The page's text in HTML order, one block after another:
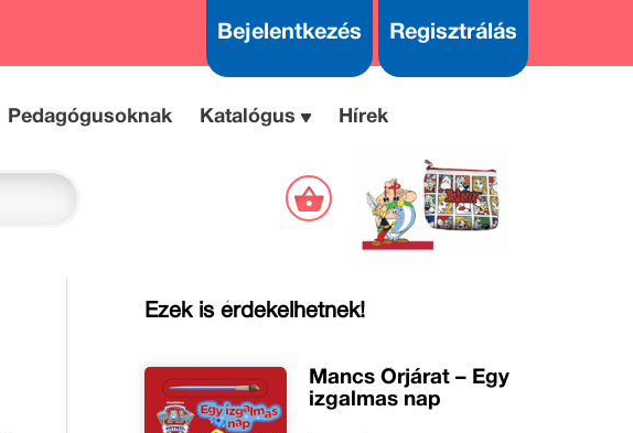
Bejelentkezés Regisztrálás
Pedagógusoknak Katalógus Hírek
Ezek is érdekelhetnek!
Mancs Őrjárat – Egy
izgalmas nap